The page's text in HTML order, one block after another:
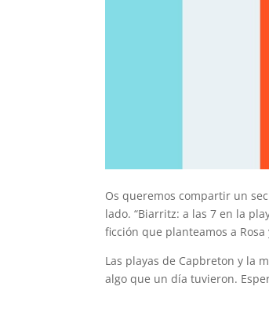
Os queremos compartir un
lado. “Biarritz: a las 7 en la
ficción que planteamos a
Las playas de Capbreton y la
algo que un día tuvieron.